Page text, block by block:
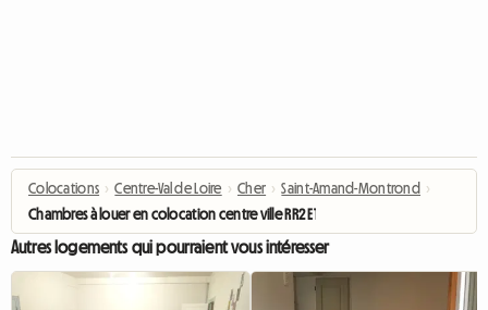
Colocations › Centre-Val de Loire › Cher › Saint-Amand-Montrond ›
Chambres à louer en colocation centre ville RR2 ET1 G
Autres logements qui pourraient vous intéresser